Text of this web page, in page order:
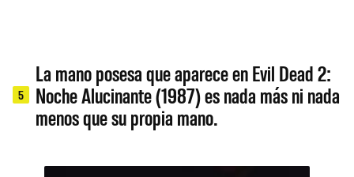
5
La mano posesa que aparece en Evil Dead 2:
Noche Alucinante (1987) es nada más ni nada
menos que su propia mano.